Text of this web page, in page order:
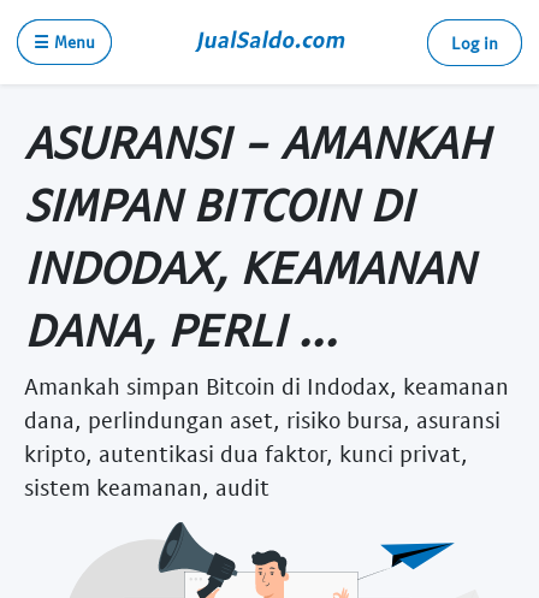
☰ Menu Log in
ASURANSI - AMANKAH
SIMPAN BITCOIN DI
INDODAX, KEAMANAN
DANA, PERLI ...
Amankah simpan Bitcoin di Indodax, keamanan
dana, perlindungan aset, risiko bursa, asuransi
kripto, autentikasi dua faktor, kunci privat,
sistem keamanan, audit